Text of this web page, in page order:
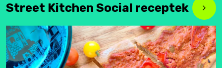
Street Kitchen Social receptek